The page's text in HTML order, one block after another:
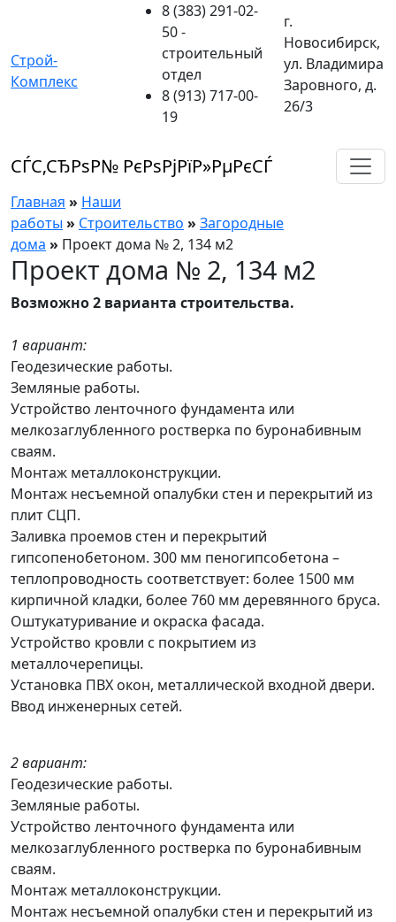
Строй-
Комплекс
8 (383) 291-02-
50-
строительный
отдел
8 (913) 717-00-
19
г.
Новосибирск,
ул. Владимира
Заровного, д.
26/3
СЃС‚СЂРѕР№ РєРѕРјРїР»РµРєСЃ
Главная » Наши
работы » Строительство » Загородные
дома » Проект дома № 2, 134 м2
Проект дома № 2, 134 м2
Возможно 2 варианта строительства.
1 вариант:
Геодезические работы.
Земляные работы.
Устройство ленточного фундамента или
мелкозаглубленного ростверка по буронабивным
сваям.
Монтаж металлоконструкции.
Монтаж несъемной опалубки стен и перекрытий из
плит СЦП.
Заливка проемов стен и перекрытий
гипсопенобетоном. 300 мм пеногипсобетона –
теплопроводность соответствует: более 1500 мм
кирпичной кладки, более 760 мм деревянного бруса.
Оштукатуривание и окраска фасада.
Устройство кровли с покрытием из
металлочерепицы.
Установка ПВХ окон, металлической входной двери.
Ввод инженерных сетей.
2 вариант:
Геодезические работы.
Земляные работы.
Устройство ленточного фундамента или
мелкозаглубленного ростверка по буронабивным
сваям.
Монтаж металлоконструкции.
Монтаж несъемной опалубки стен и перекрытий из